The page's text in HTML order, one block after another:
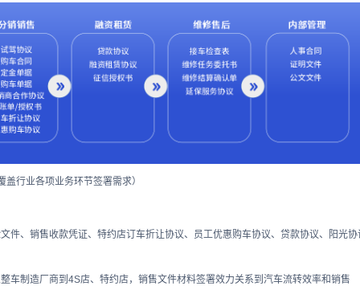
盖行业各项业务环节签署需求）
件、销售收款凭证、特约店订车折让协议、员工优惠购车协议、贷款协议、阳光协
车制造厂商到4S店、特约店，销售文件材料签署效力关系到汽车流转效率和销售